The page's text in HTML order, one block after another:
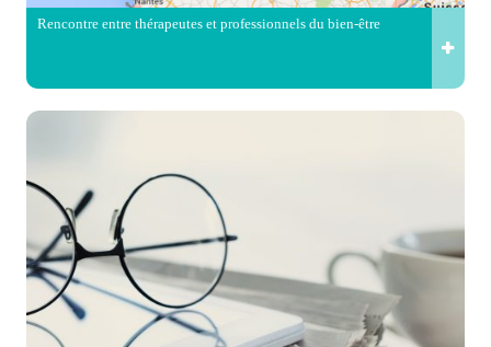
Rencontre entre thérapeutes et professionnels du bien-être